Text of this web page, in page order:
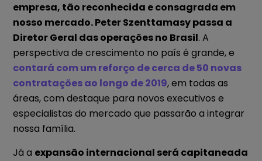
empresa, tão reconhecida e consagrada em
nosso mercado. Peter Szenttamasy passa a
Diretor Geral das operações no Brasil. A
perspectiva de crescimento no país é grande, e
contará com um reforço de cerca de 50 novas
contratações ao longo de 2019, em todas as
áreas, com destaque para novos executivos e
especialistas do mercado que passarão a integrar
nossa família.
Já a expansão internacional será capitaneada